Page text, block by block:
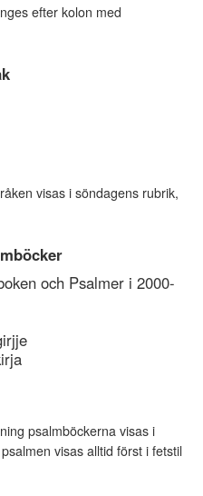
efter kolon med
visas i söndagens rubrik,
och Psalmer i 2000-
psalmböckerna visas i
visas alltid först i fetstil